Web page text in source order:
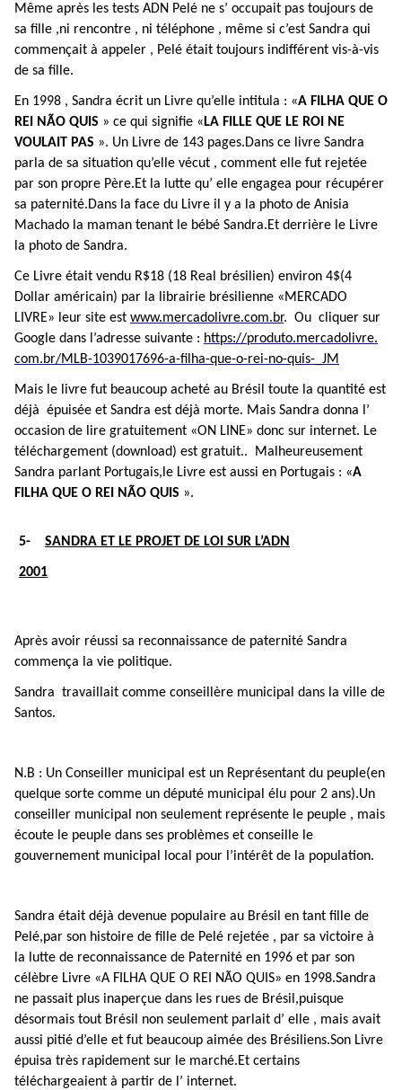
Même après les tests ADN Pelé ne s’ occupait pas toujours de
sa fille ,ni rencontre , ni téléphone , même si c’est Sandra qui
commençait à appeler , Pelé était toujours indifférent vis-à-vis
de sa fille.
En 1998 , Sandra écrit un Livre qu’elle intitula : «A FILHA QUE O
REI NÃO QUIS » ce qui signifie « LA FILLE QUE LE ROI NE
VOULAIT PAS ». Un Livre de 143 pages.Dans ce livre Sandra
parla de sa situation qu’elle vécut , comment elle fut rejetée
par son propre Père.Et la lutte qu’ elle engagea pour récupérer
sa paternité.Dans la face du Livre il y a la photo de Anisia
Machado la maman tenant le bébé Sandra.Et derrière le Livre
la photo de Sandra.
Ce Livre était vendu R$18 (18 Real brésilien) environ 4$(4
Dollar américain) par la librairie brésilienne «MERCADO
LIVRE» leur site est www.mercadolivre.com.br. Ou cliquer sur
Google dans l’adresse suivante : https://produto.mercadolivre.
com.br/MLB-1039017696-a-filha-que-o-rei-no-quis-_JM
Mais le livre fut beaucoup acheté au Brésil toute la quantité est
déjà épuisée et Sandra est déjà morte. Mais Sandra donna l’
occasion de lire gratuitement «ON LINE» donc sur internet. Le
téléchargement (download) est gratuit.. Malheureusement
Sandra parlant Portugais,le Livre est aussi en Portugais : «A
FILHA QUE O REI NÃO QUIS ».
5- SANDRA ET LE PROJET DE LOI SUR L’ADN
2001
Après avoir réussi sa reconnaissance de paternité Sandra
commença la vie politique.
Sandra travaillait comme conseillère municipal dans la ville de
Santos.
N.B : Un Conseiller municipal est un Représentant du peuple(en
quelque sorte comme un député municipal élu pour 2 ans).Un
conseiller municipal non seulement représente le peuple , mais
écoute le peuple dans ses problèmes et conseille le
gouvernement municipal local pour l’intérêt de la population.
Sandra était déjà devenue populaire au Brésil en tant fille de
Pelé,par son histoire de fille de Pelé rejetée , par sa victoire à
la lutte de reconnaissance de Paternité en 1996 et par son
célèbre Livre «A FILHA QUE O REI NÃO QUIS» en 1998.Sandra
ne passait plus inaperçue dans les rues de Brésil,puisque
désormais tout Brésil non seulement parlait d’ elle , mais avait
aussi pitié d’elle et fut beaucoup aimée des Brésiliens.Son Livre
épuisa très rapidement sur le marché.Et certains
téléchargeaient à partir de l’ internet.